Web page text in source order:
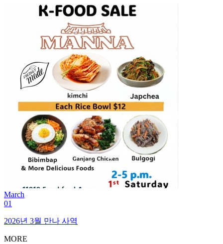
March
01
2026년 3월 만나 사역
MORE